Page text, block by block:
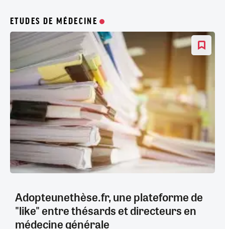
ETUDES DE MÉDECINE
Adopteunethèse.fr, une plateforme de
"like" entre thésards et directeurs en
médecine générale